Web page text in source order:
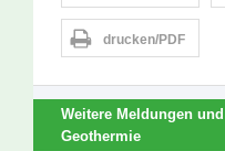
drucken/PDF
Weitere Meldungen
Geothermie